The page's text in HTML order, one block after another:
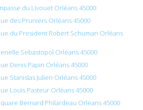
du Livouet Orléans 45000
des Pruniers Orléans 45000
du President Robert Schuman Orléans
Sebastopol Orléans 45000
Denis Papin Orléans 45000
Stanislas Julien Orléans 45000
Louis Pasteur Orléans 45000
Bernard Philardeau Orléans 45000